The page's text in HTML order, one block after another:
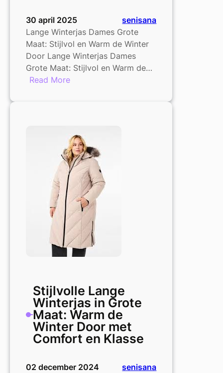
30 april 2025
senisana
Lange Winterjas Dames Grote
Maat: Stijlvol en Warm de Winter
Door Lange Winterjas Dames
Grote Maat: Stijlvol en Warm de…
Read More:
Dames
in
Grote
Maat
Stijlvolle Lange
Winterjas in Grote
Maat: Warm de
Winter Door met
Comfort en Klasse
02 december 2024
senisana